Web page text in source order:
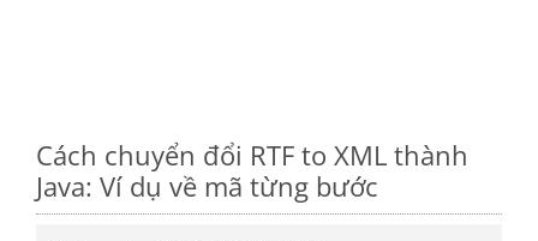
Cách chuyển đổi RTF to XML thành
Java: Ví dụ về mã từng bước